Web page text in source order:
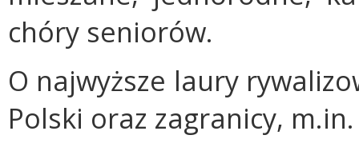
chóry seniorów.
O najwyższe laury
Polski oraz zagranicy,